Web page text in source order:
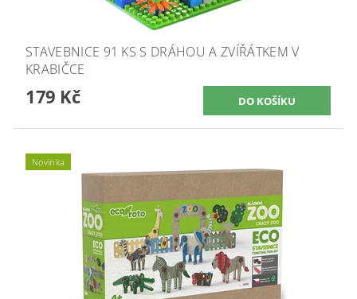
STAVEBNICE 91 KS S DRÁHOU A ZVÍŘÁTKEM V
KRABIČCE
179 Kč
Novinka